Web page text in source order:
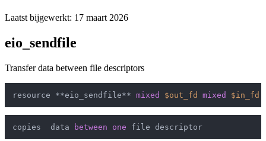
Laatst bijgewerkt: 17 maart 2026
eio_sendfile
Transfer data between file descriptors
resource **eio_sendfile** mixed $out_fd mixed $in_fd
copies  data between one